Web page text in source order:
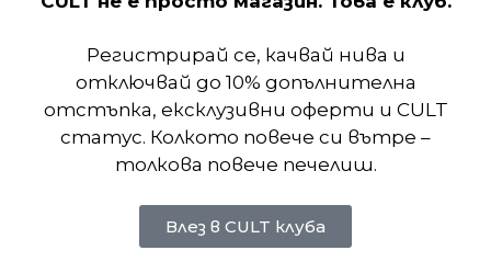
Подобни продукти
Регистрирай се, качвай нива и
отключвай до 10% допълнителна
отстъпка, ексклузивни оферти и CULT
статус. Колкото повече си вътре –
толкова повече печелиш.
Влез в CULT клуба